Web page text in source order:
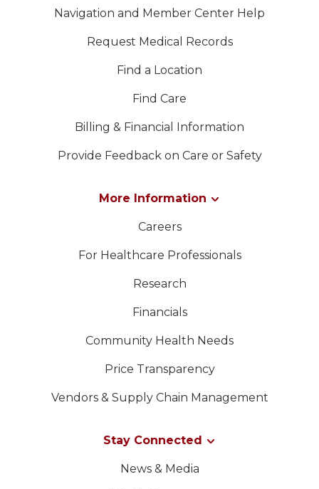
Navigation and Member Center Help
Request Medical Records
Find a Location
Find Care
Billing & Financial Information
Provide Feedback on Care or Safety
More Information
Careers
For Healthcare Professionals
Research
Financials
Community Health Needs
Price Transparency
Vendors & Supply Chain Management
Stay Connected
News & Media